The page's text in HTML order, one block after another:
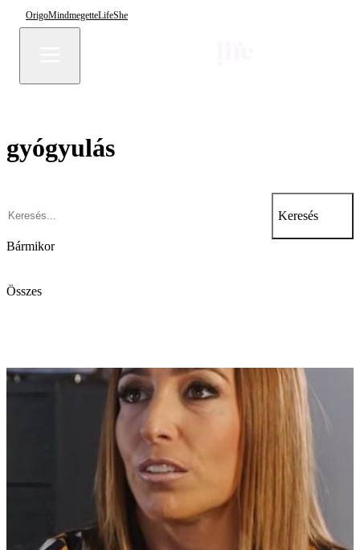
OrigoMindmegetteLifeShe
gyógyulás
Keresés
Bármikor
Összes